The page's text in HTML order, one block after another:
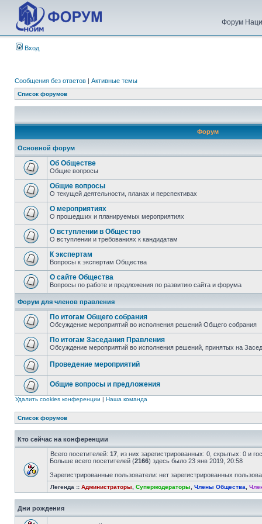
Форум
Вход
Сообщения без ответов | Активные темы
Список форумов
Форум
Основной форум
Об Обществе
Общие вопросы
Общие вопросы
О текущей деятельности, планах и перспективах
О мероприятиях
О прошедших и планируемых мероприятиях
О вступлении в Общество
О вступлении и требованиях к кандидатам
К экспертам
Вопросы к экспертам Общества
О сайте Общества
Вопросы по работе и предложения по развитию сайта и форума
Форум для членов правления
По итогам Общего собрания
Обсуждение мероприятий во исполнения решений Общего собрания
По итогам Заседания Правления
Обсуждение мероприятий во исполнения решений, принятых на
Проведение мероприятий
Общие вопросы и предложения
Удалить cookies конференции | Наша команда
Список форумов
Кто сейчас на конференции
Всего посетителей: 17 , из них зарегистрированных: 0, скрытых: 0 и
Больше всего посетителей (2166) здесь было 23 янв 2019, 20:58
Зарегистрированные пользователи: нет зарегистрированных
Легенда :: Администраторы Супермодераторы Члены Общества
Дни рождения